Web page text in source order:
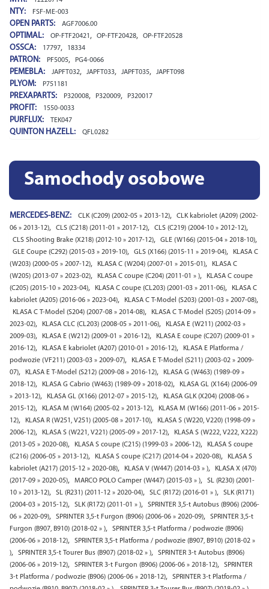
NTY: FSF-ME-003
OPEN PARTS: AGF7006.00
OPTIMAL: OP-FTF20421 , OP-FTF20428, OP-FTF20528
OSSCA: 17797, 18334
PATRON: PF5005, PG4-0066
PEMEBLA: JAPFT032, JAPFT033, JAPFT035, JAPFT098
PLYOM: P751181
PREXAPARTS: P320008, P320009, P320017
PROFIT: 1550-0033
PURFLUX: TEK047
QUINTON HAZELL: QFL0282
Samochody osobowe
MERCEDES-BENZ: CLK (C209) (2002-05 » 2013-12),
CLK kabriolet (A209) (2002-
06 » 2013-12), CLS (C218) (2011-01 » 2017-12), CLS (C219) (2004-10 » 2012-12),
CLS Shooting Brake (X218) (2012-10 » 2017-12), GLE (W166) (2015-04 » 2018-10),
GLE Coupe (C292) (2015-03 » 2019-10), GLS (X166) (2015-11 » 2019-04),
KLASA C
(W203) (2000-05 » 2007-12), KLASA C (W204) (2007-01 » 2015-01),
KLASA C
(W205) (2013-07 » 2023-02), KLASA C coupe (C204) (2011-01 » ),
KLASA C coupe
(C205) (2015-10 » 2023-04), KLASA C coupe (CL203) (2001-03 » 2011-06),
KLASA C
kabriolet (A205) (2016-06 » 2023-04), KLASA C T-Model (S203) (2001-03 » 2007-08),
KLASA C T-Model (S204) (2007-08 » 2014-08),
KLASA C T-Model (S205) (2014-09 »
2023-02), KLASA CLC (CL203) (2008-05 » 2011-06),
KLASA E (W211) (2002-03 »
2009-03), KLASA E (W212) (2009-01 » 2016-12),
KLASA E coupe (C207) (2009-01 »
2016-12), KLASA E kabriolet (A207) (2010-01 » 2016-12),
KLASA E Platforma /
podwozie (VF211) (2003-03 » 2009-07),
KLASA E T-Model (S211) (2003-02 » 2009-
07), KLASA E T-Model (S212) (2009-08 » 2016-12),
KLASA G (W463) (1989-09 »
2018-12), KLASA G Cabrio (W463) (1989-09 » 2018-02),
KLASA GL (X164) (2006-09
» 2013-12), KLASA GL (X166) (2012-07 » 2015-12),
KLASA GLK (X204) (2008-06 »
2015-12), KLASA M (W164) (2005-02 » 2013-12),
KLASA M (W166) (2011-06 » 2015-
12), KLASA R (W251, V251) (2005-08 » 2017-10),
KLASA S (W220, V220) (1998-09 »
2006-12), KLASA S (W221, V221) (2005-09 » 2017-12),
KLASA S (W222, V222, X222)
(2013-05 » 2020-08), KLASA S coupe (C215) (1999-03 » 2006-12),
KLASA S coupe
(C216) (2006-05 » 2013-12), KLASA S coupe (C217) (2014-04 » 2020-08),
KLASA S
kabriolet (A217) (2015-12 » 2020-08), KLASA V (W447) (2014-03 » ),
KLASA X (470)
(2017-09 » 2020-05), MARCO POLO Camper (W447) (2015-03 » ),
SL (R230) (2001-
10 » 2013-12), SL (R231) (2011-12 » 2020-04), SLC (R172) (2016-01 » ),
SLK (R171)
(2004-03 » 2015-12), SLK (R172) (2011-01 » ),
SPRINTER 3,5-t Autobus (B906) (2006-
06 » 2020-09), SPRINTER 3,5-t Furgon (B906) (2006-06 » 2020-09),
SPRINTER 3,5-t
Furgon (B907, B910) (2018-02 » ),
SPRINTER 3,5-t Platforma / podwozie (B906)
(2006-06 » 2018-12),
SPRINTER 3,5-t Platforma / podwozie (B907, B910) (2018-02 »
), SPRINTER 3,5-t Tourer Bus (B907) (2018-02 » ),
SPRINTER 3-t Autobus (B906)
(2006-06 » 2019-12), SPRINTER 3-t Furgon (B906) (2006-06 » 2018-12),
SPRINTER
3-t Platforma / podwozie (B906) (2006-06 » 2018-12),
SPRINTER 3-t Platforma /